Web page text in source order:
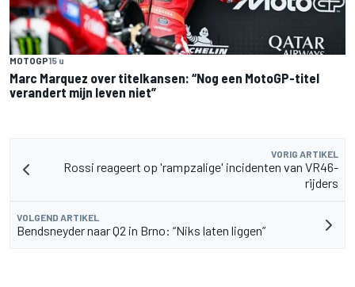
MOTOGP15 u
Marc Marquez over titelkansen: “Nog een MotoGP-titel
verandert mijn leven niet”
VORIG ARTIKEL
Rossi reageert op 'rampzalige' incidenten van VR46-
rijders
VOLGEND ARTIKEL
Bendsneyder naar Q2 in Brno: “Niks laten liggen”